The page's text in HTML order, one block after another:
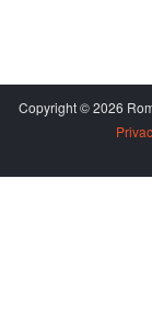
Copyright © 2026